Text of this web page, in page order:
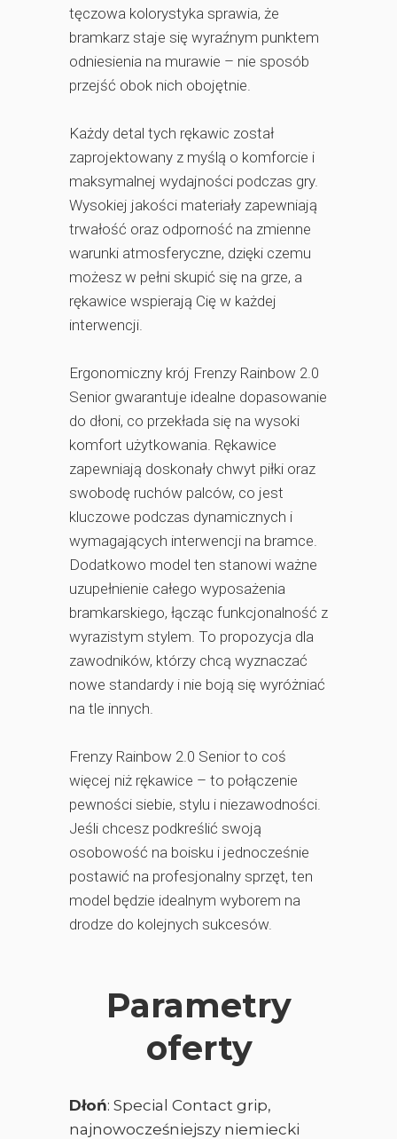
tęczowa kolorystyka sprawia, że
bramkarz staje się wyraźnym punktem
odniesienia na murawie – nie sposób
przejść obok nich obojętnie.
Każdy detal tych rękawic został
zaprojektowany z myślą o komforcie i
maksymalnej wydajności podczas gry.
Wysokiej jakości materiały zapewniają
trwałość oraz odporność na zmienne
warunki atmosferyczne, dzięki czemu
możesz w pełni skupić się na grze, a
rękawice wspierają Cię w każdej
interwencji.
Ergonomiczny krój Frenzy Rainbow 2.0
Senior gwarantuje idealne dopasowanie
do dłoni, co przekłada się na wysoki
komfort użytkowania. Rękawice
zapewniają doskonały chwyt piłki oraz
swobodę ruchów palców, co jest
kluczowe podczas dynamicznych i
wymagających interwencji na bramce.
Dodatkowo model ten stanowi ważne
uzupełnienie całego wyposażenia
bramkarskiego, łącząc funkcjonalność z
wyrazistym stylem. To propozycja dla
zawodników, którzy chcą wyznaczać
nowe standardy i nie boją się wyróżniać
na tle innych.
Frenzy Rainbow 2.0 Senior to coś
więcej niż rękawice – to połączenie
pewności siebie, stylu i niezawodności.
Jeśli chcesz podkreślić swoją
osobowość na boisku i jednocześnie
postawić na profesjonalny sprzęt, ten
model będzie idealnym wyborem na
drodze do kolejnych sukcesów.
Parametry
oferty
Dłoń: Special Contact grip,
najnowocześniejszy niemiecki